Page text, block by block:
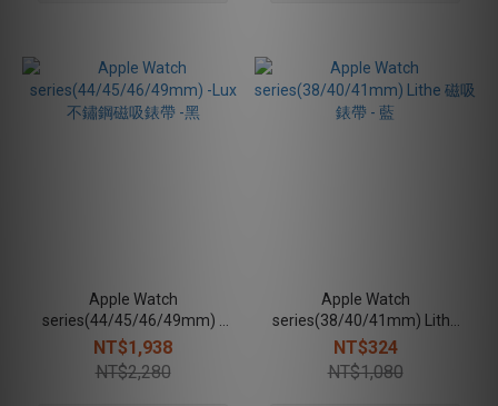
Apple Watch
series(44/45/46/49mm) -
Lux 不鏽鋼磁吸錶帶 -黑
NT$1,938
NT$2,280
Apple Watch
series(38/40/41mm) Lithe
磁吸錶帶 - 藍
NT$324
NT$1,080